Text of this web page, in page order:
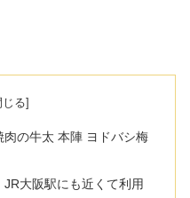
の牛太 本陣 ヨドバシ梅
大阪駅にも近くて利用